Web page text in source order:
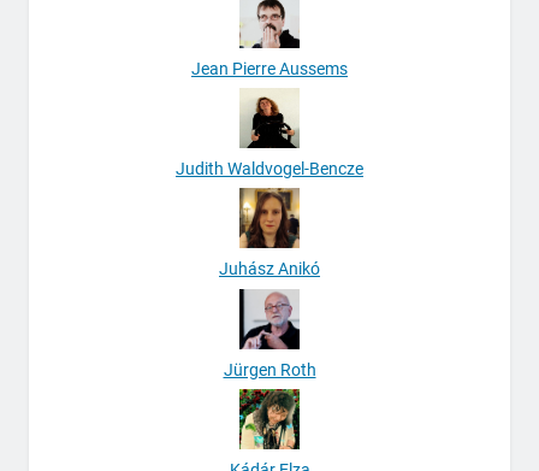
Jean Pierre Aussems
Judith Waldvogel-Bencze
Juhász Anikó
Jürgen Roth